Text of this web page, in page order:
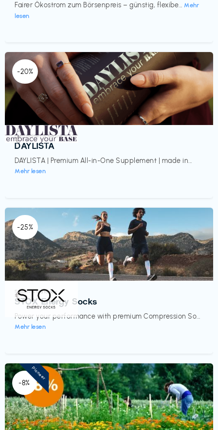
Fairer Ökostrom zum Börsenpreis – günstig, flexibe... Mehr
lesen
-20%
Gesundheit & Wellness
DAYLISTA
DAYLISTA | Premium All-in-One Supplement | made in...
Mehr lesen
€‎
-25%
Sport- & Outdoor
STOX Energy Socks
Power your performance with premium Compression So...
Mehr lesen
€‎
-8%
Pioneer